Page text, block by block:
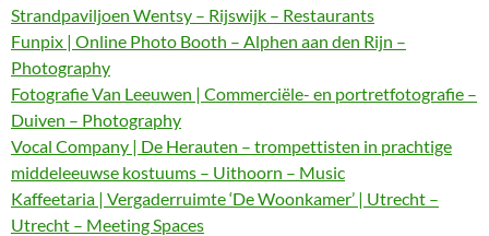
Strandpaviljoen Wentsy – Rijswijk – Restaurants
Funpix | Online Photo Booth – Alphen aan den Rijn –
Photography
Fotografie Van Leeuwen | Commerciële- en portretfotografie –
Duiven – Photography
Vocal Company | De Herauten – trompettisten in prachtige
middeleeuwse kostuums – Uithoorn – Music
Kaffeetaria | Vergaderruimte ‘De Woonkamer’ | Utrecht –
Utrecht – Meeting Spaces